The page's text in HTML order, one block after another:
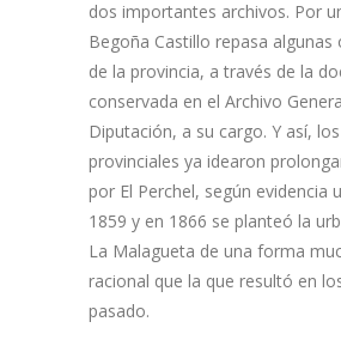
dos importantes archivos. Por
Begoña Castillo repasa algunas
de la provincia, a través de la
conservada en el Archivo
Diputación, a su cargo. Y así,
provinciales ya idearon
por El Perchel, según evidencia
1859 y en 1866 se planteó la
La Malagueta de una forma
racional que la que resultó en
pasado.